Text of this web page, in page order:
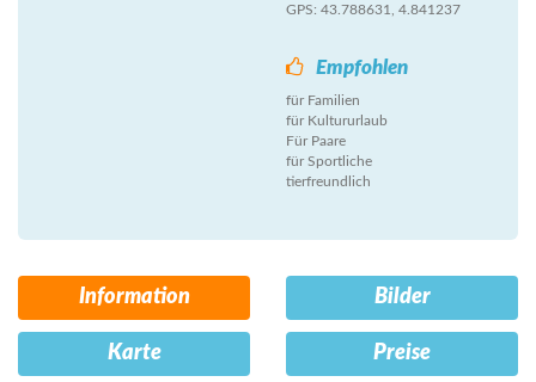
GPS: 43.788631, 4.841237
Empfohlen
für Familien
für Kultururlaub
Für Paare
für Sportliche
tierfreundlich
Information Bilder
Karte Preise